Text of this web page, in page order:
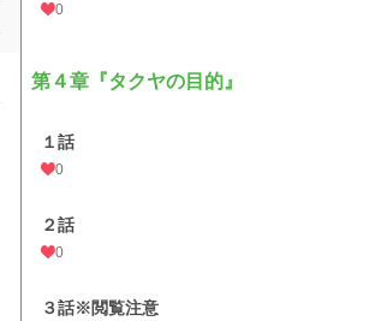
0
第４章『タクヤの目的』
１話
0
２話
0
３話※閲覧注意